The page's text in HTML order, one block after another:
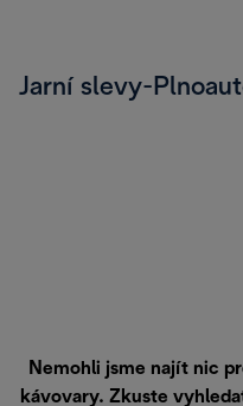
Jarní slevy-
Nemohli jsme najít nic
kávovary. Zkuste